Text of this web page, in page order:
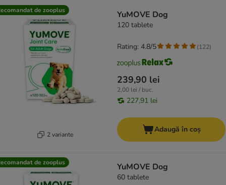
product items have been changed
de zooplus
2 variante
YuMOVE Dog
120 tablete
239,90 lei
2,00 lei / buc.
227,91 lei
Rating: 4.8/5 (122)
Adaugă în coș
de zooplus YuMOVE Dog
60 tablete